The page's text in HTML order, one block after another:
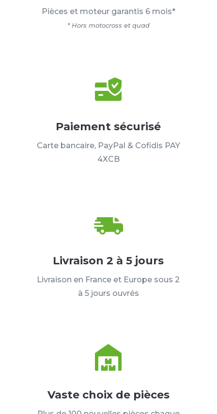
Pièces et moteur garantis 6 mois*
* Hors motocross et quad
Paiement sécurisé
Carte bancaire, PayPal & Cofidis PAY
4XCB
Livraison 2 à 5 jours
Livraison en France et Europe sous 2
à 5 jours ouvrés
Vaste choix de pièces